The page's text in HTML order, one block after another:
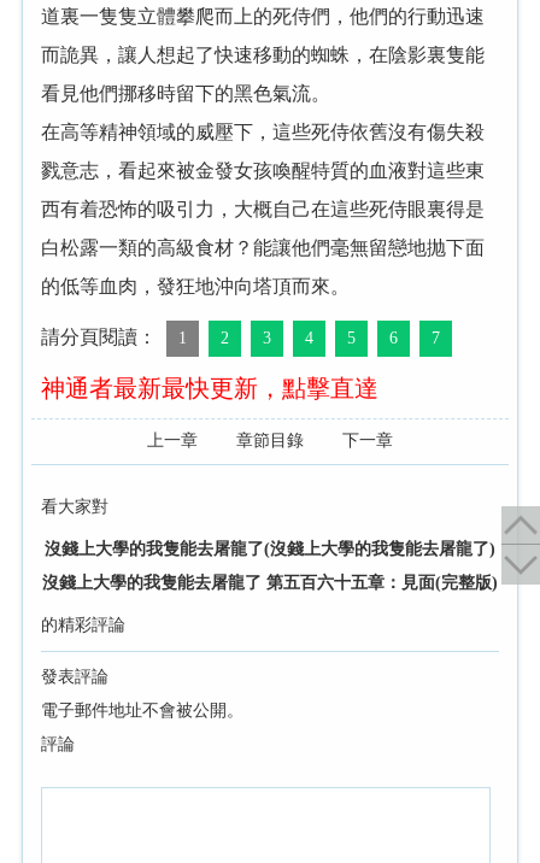
道裏一隻隻立體攀爬而上的死侍們，他們的行動迅速
而詭異，讓人想起了快速移動的蜘蛛，在陰影裏隻能
看見他們挪移時留下的黑色氣流。
在高等精神領域的威壓下，這些死侍依舊沒有傷失殺
戮意志，看起來被金發女孩喚醒特質的血液對這些東
西有着恐怖的吸引力，大概自己在這些死侍眼裏得是
白松露一類的高級食材？能讓他們毫無留戀地抛下面
的低等血肉，發狂地沖向塔頂而來。
請分頁閱讀： 1 2 3 4 5 6 7
神通者最新最快更新，點擊直達
上一章 章節目錄 下一章
看大家對
沒錢上大學的我隻能去屠龍了(沒錢上大學的我隻能去屠龍了)
沒錢上大學的我隻能去屠龍了 第五百六十五章：見面(完整版)
的精彩評論
發表評論
電子郵件地址不會被公開。
評論